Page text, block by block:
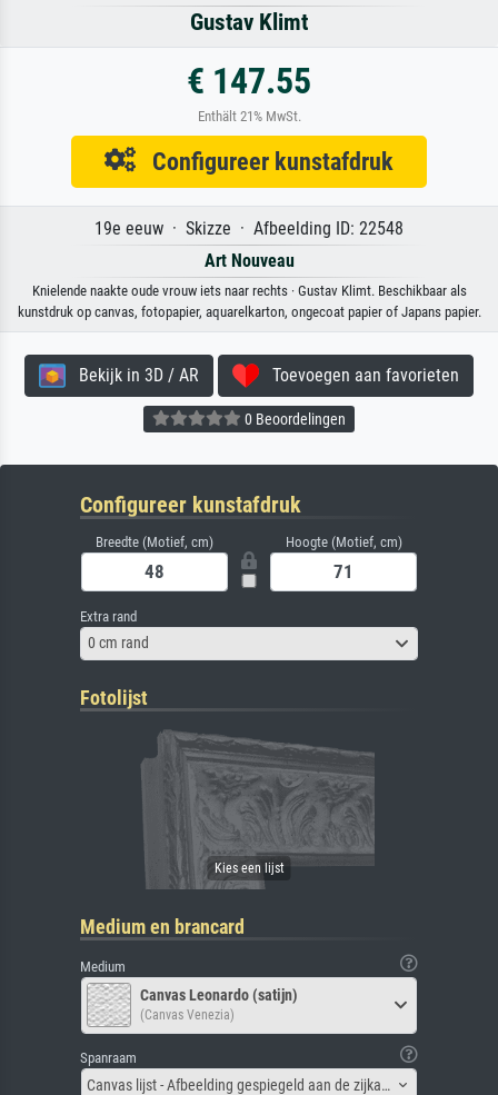
Gustav Klimt
€ 147.55
Enthält 21% MwSt.
Configureer kunstafdruk
19e eeuw · Skizze · Afbeelding ID: 22548
Art Nouveau
Knielende naakte oude vrouw iets naar rechts · Gustav Klimt. Beschikbaar als
kunstdruk op canvas, fotopapier, aquarelkarton, ongecoat papier of Japans papier.
Bekijk in 3D / AR Toevoegen aan favorieten
0 Beoordelingen
Configureer kunstafdruk
Breedte (Motief, cm) Hoogte (Motief, cm)
Extra rand
0 cm rand
Fotolijst
Medium en brancard
Medium
Canvas Leonardo (satijn)
(Canvas Venezia)
Spanraam
Canvas lijst - Afbeelding gespiegeld aan de zijkant